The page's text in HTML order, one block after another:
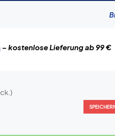
– kostenlose Lieferung ab 99 €